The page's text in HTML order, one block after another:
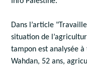
Dans l’article
situation de
tampon est analysée
Wahdan, 52 ans,